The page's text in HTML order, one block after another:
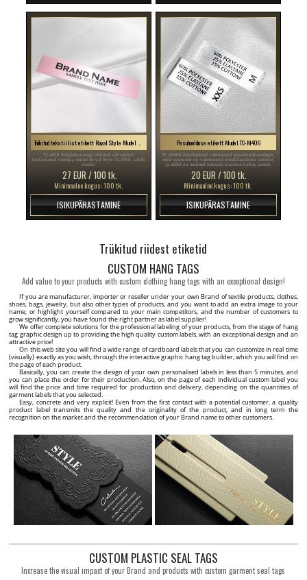
Trükitud tekstiilist etikett Royal Style Mudel TL-M58
TL-M58 Kõrglahutusega trükitud silt satiinil
kohandatud nimega, mudel Royal Style TL-M58, sobib
riietele.
27 EUR / 100 tk.
Minimaalne kogus: 100 tk.
ISIKUPÄRASTAMINE
Pesuhoolduse etikett Mudel TC-M406
TC-M406 Eritellimusel valmistatud pesuhooldusmärgis,
mille suurused on valmistatud esmaklassilisest satiinist
ja millel on andmed materjali koostise kohta, riietele
20 EUR / 100 tk.
Minimaalne kogus: 100 tk.
ISIKUPÄRASTAMINE
Trükitud riidest etiketid
CUSTOM HANG TAGS
Add value to your products with custom clothing hang tags with an exceptional design!
If you are manufacturer, importer or reseller under your own Brand of textile products, clothes,
shoes, bags, jewelry, but also other types of products, and you want to add an extra image to your
name, or highlight yourself compared to your main competitors, and the number of customers to
grow significantly, you have found the right partner as label supplier!
We offer complete solutions for the professional labeling of your products, from the stage of hang
tag graphic design up to providing the high quality custom labels, with an exceptional design and an
attractive price!
On this web site you will find a wide range of cardboard labels that you can customize in real time
(visually) exactly as you wish, through the interactive graphic hang tag builder, which you will find on
the page of each product.
Basically, you can create the design of your own personalised labels in less than 5 minutes, and
you can place the order for their production. Also, on the page of each individual custom label you
will find the price and time required for production and delivery, depending on the quantities of
garment labels that you selected.
Easy, concrete and very explicit! Even from the first contact with a potential customer, a quality
product label transmits the quality and the originality of the product, and in long term the
recognition on the market and the recommendation of your Brand name to other customers.
CUSTOM PLASTIC SEAL TAGS
Increase the visual impact of your Brand and products with custom garment seal tags